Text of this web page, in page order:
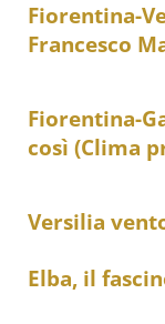
Fiorentina-
Francesco
Fiorentina-
così (Clima
Versilia
Elba, il